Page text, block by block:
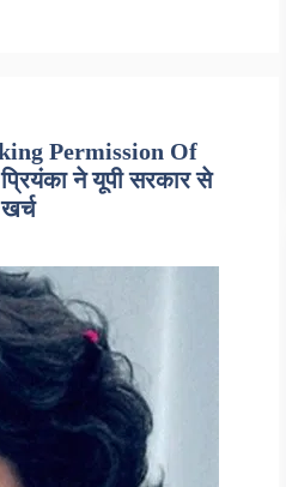
Permission Of
ने यूपी सरकार से